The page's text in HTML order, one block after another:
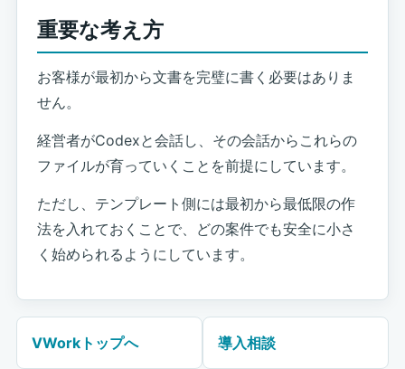
重要な考え方
お客様が最初から文書を完璧に書く必要はありま
せん。
経営者がCodexと会話し、その会話からこれらの
ファイルが育っていくことを前提にしています。
ただし、テンプレート側には最初から最低限の作
法を入れておくことで、どの案件でも安全に小さ
く始められるようにしています。
VWorkトップへ 導入相談